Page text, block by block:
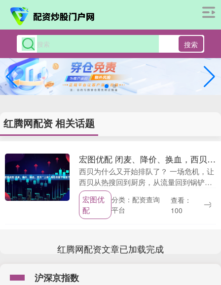
搜索
红腾网配资 相关话题
宏图优配 闭麦、降价、换血，西贝“上岸”背后的面子与里子
西贝为什么又开始排队了？ 一场危机，让
西贝从热搜回到厨房，从流量回到锅铲。
预制菜、价格贵、退卡潮，三重争议叠
加，一度让这家连续运营 37 年的老牌餐
饮品牌信任....
宏图优
配
分类：配资查询
平台
查看：
100
红腾网配资文章已加载完成
沪深京指数